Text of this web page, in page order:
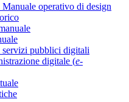
operativo di design
servizi pubblici digitali
digitale (e-